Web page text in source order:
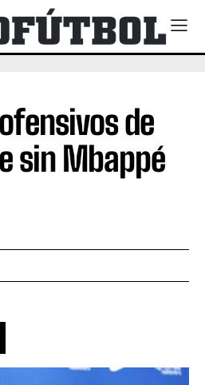
de
sin Mbappé